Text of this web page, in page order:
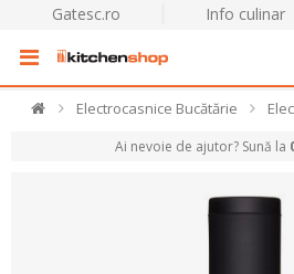
Gatesc.ro Info culinar
Electrocasnice Bucătărie
Ai nevoie de ajutor? Sună la